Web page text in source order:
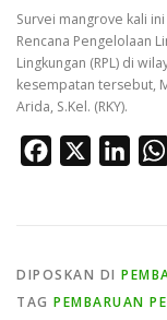
Survei mangrove kali
Rencana Pengelolaan
Lingkungan (RPL) di
kesempatan tersebut,
Arida, S.Kel. (RKY).
Facebook
DIPOSKAN DI
TAG PEMBARUAN